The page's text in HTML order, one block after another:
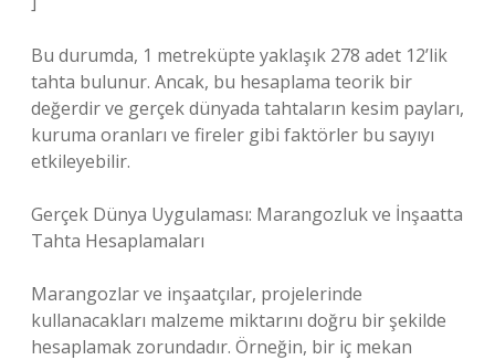
Bu durumda, 1 metreküpte yaklaşık 278 adet 12’lik
tahta bulunur. Ancak, bu hesaplama teorik bir
değerdir ve gerçek dünyada tahtaların kesim payları,
kuruma oranları ve fireler gibi faktörler bu sayıyı
etkileyebilir.
Gerçek Dünya Uygulaması: Marangozluk ve İnşaatta
Tahta Hesaplamaları
Marangozlar ve inşaatçılar, projelerinde
kullanacakları malzeme miktarını doğru bir şekilde
hesaplamak zorundadır. Örneğin, bir iç mekan